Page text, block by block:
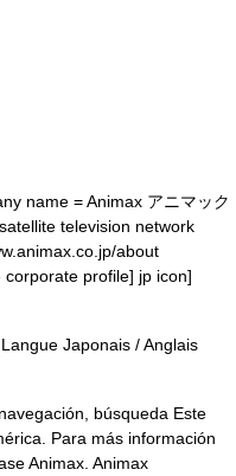
name = Animax アニマック
television network
about
profile] jp icon]
Japonais / Anglais
búsqueda Este
Para más información
Animax. Animax